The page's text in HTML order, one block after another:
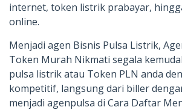
internet, token listrik prabayar,
online.
Menjadi agen Bisnis Pulsa Listrik,
Token Murah Nikmati segala
pulsa listrik atau Token PLN anda
kompetitif, langsung dari biller
menjadi agenpulsa di Cara Daftar